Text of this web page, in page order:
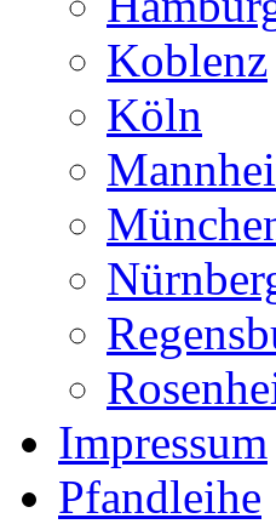
Koblenz
Köln
Impressum
Pfandleihe